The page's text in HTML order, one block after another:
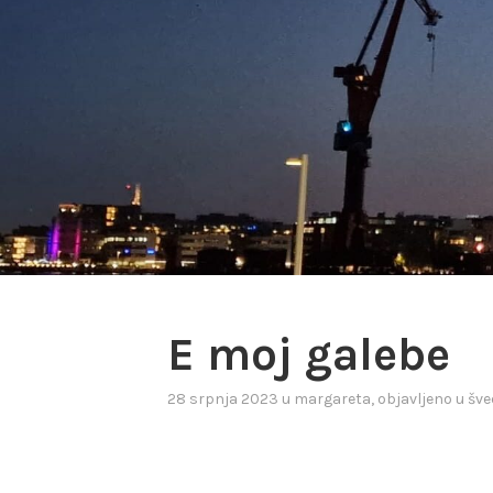
E moj galebe
28 srpnja 2023 u margareta, objavljeno u